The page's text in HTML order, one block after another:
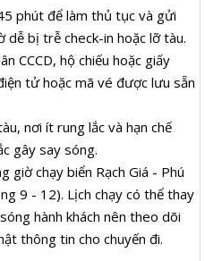
phút để làm thủ tục và gửi
dễ bị trễ check-in hoặc lỡ tàu.
CCCD, hộ chiếu hoặc giấy
tử hoặc mã vé được lưu sẵn
nơi ít rung lắc và hạn chế
gây say sóng.
giờ chạy biển Rạch Giá - Phú
9 - 12). Lịch chạy có thể thay
hành khách nên theo dõi
thông tin cho chuyến đi.